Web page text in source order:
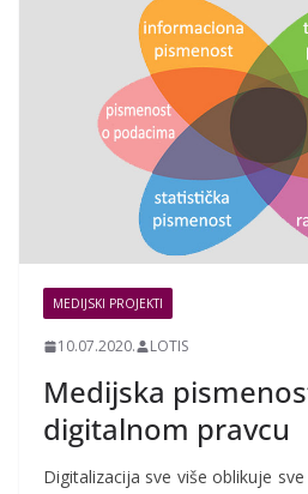
MEDIJSKI PROJEKTI
10.07.2020. LOTIS
Medijska
digitalnom pravcu
Digitalizacija sve više oblikuje